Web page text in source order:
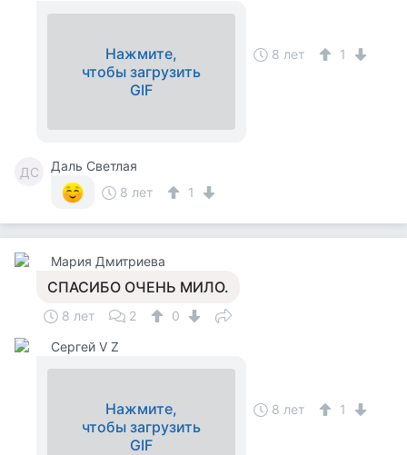
Нажмите,
чтобы загрузить
GIF
8 лет 1
ДС
Даль Светлая
8 лет
1
Мария Дмитриева
СПАСИБО ОЧЕНЬ МИЛО.
8 лет 2
0
Сергей V Z
Нажмите,
чтобы загрузить
GIF
8 лет 1